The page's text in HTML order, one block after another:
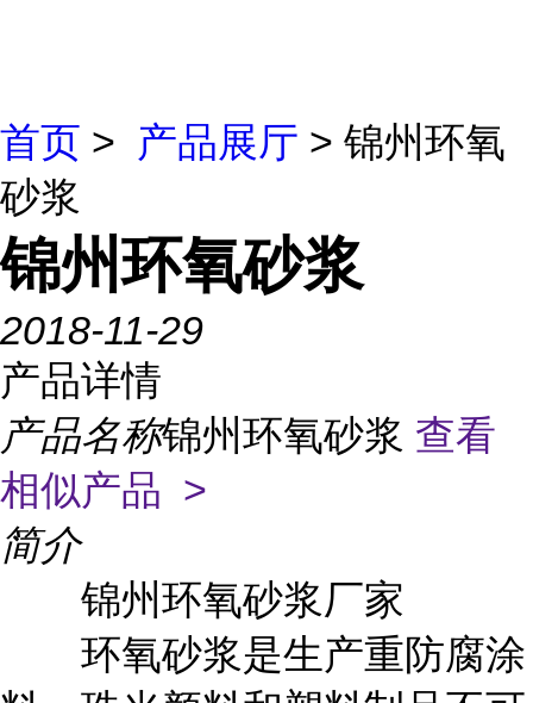
首页 > 产品展厅 > 锦州环氧
砂浆
锦州环氧砂浆
2018-11-29
产品详情
产品名称锦州环氧砂浆 查看
相似产品 >
简介
锦州环氧砂浆厂家
环氧砂浆是生产重防腐涂